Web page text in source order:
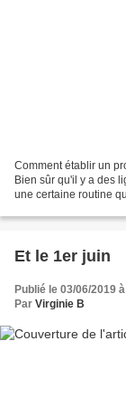
Comment établir un
Bien sûr qu'il y a des
une certaine routine
Et le 1er juin
Publié le 03/06/2019
Par Virginie B